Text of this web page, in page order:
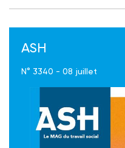
ASH
N° 3340 - 08 juillet